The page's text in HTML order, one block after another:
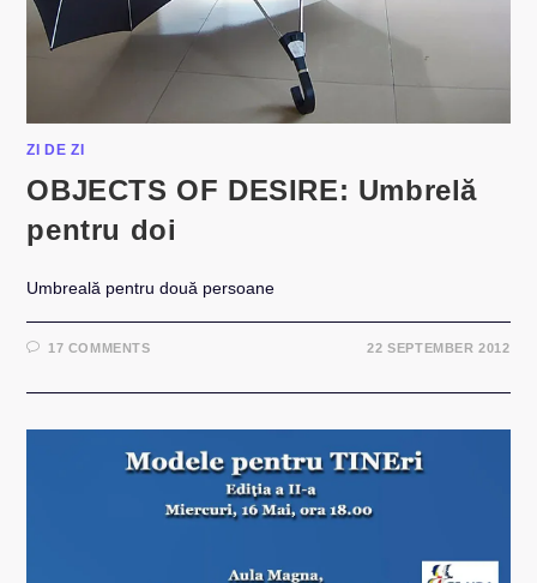
ZI DE ZI
OBJECTS OF DESIRE: Umbrelă
pentru doi
Umbreală pentru două persoane
17 COMMENTS 22 SEPTEMBER 2012